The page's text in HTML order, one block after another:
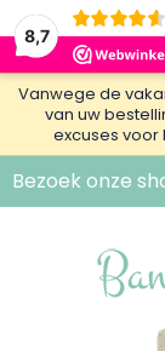
8,7
Vanwege de
van uw
excuses
Bezoek onze